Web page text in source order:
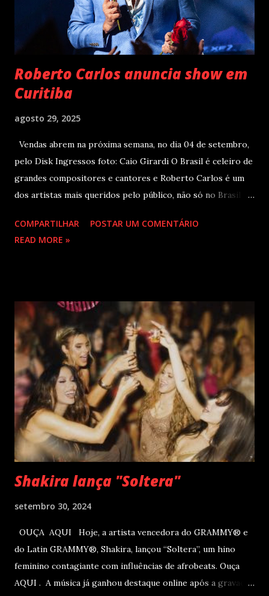
Roberto Carlos anuncia show em
Curitiba
agosto 29, 2025
Vendas abrem na próxima semana, no dia 04 de setembro,
pelo Disk Ingressos foto: Caio Girardi O Brasil é celeiro de
grandes compositores e cantores e Roberto Carlos é um
dos artistas mais queridos pelo público, não só no Brasil
lançados em seu país tem sua carreira pautada em
lançamentos simultâneos em português e espanhol desde a
feira), quando Roberto Carlos se apresentará em Curitiba
– PR , na Teatro Positivo (Rua Prof. Pedro Viriato Parigot
de Souza, 5300 - Campo Comprido, Curitiba - PR). Abertura
das vendas on-line e físicas no dia 04 de setembro ao meio
dia. A produção e realização são da Cult! Produções, RW7
Production& Entertainment e RC Produções. Roberto
Carlos começou o ano de 2025 se apresentando n...
COMPARTILHAR
POSTAR UM COMENTÁRIO
READ MORE »
Shakira lança "Soltera"
setembro 30, 2024
OUÇA AQUI Hoje, a artista vencedora do GRAMMY® e
do Latin GRAMMY®, Shakira, lançou “Soltera”, um hino
feminino contagiante com influências de afrobeats. Ouça
AQUI . A música já ganhou destaque online após a gravação